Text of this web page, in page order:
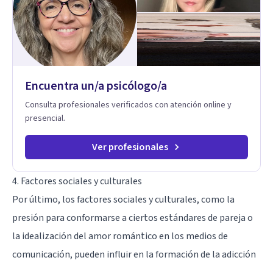
espacio de escucha profesional y orientado a resultados,
empecemos.
Encuentra un/a psicólogo/a
Consulta profesionales verificados con atención online y
presencial.
Ver profesionales
4. Factores sociales y culturales
Por último, los factores sociales y culturales, como la
presión para conformarse a ciertos estándares de pareja o
la idealización del amor romántico en los medios de
comunicación, pueden influir en la formación de la adicción